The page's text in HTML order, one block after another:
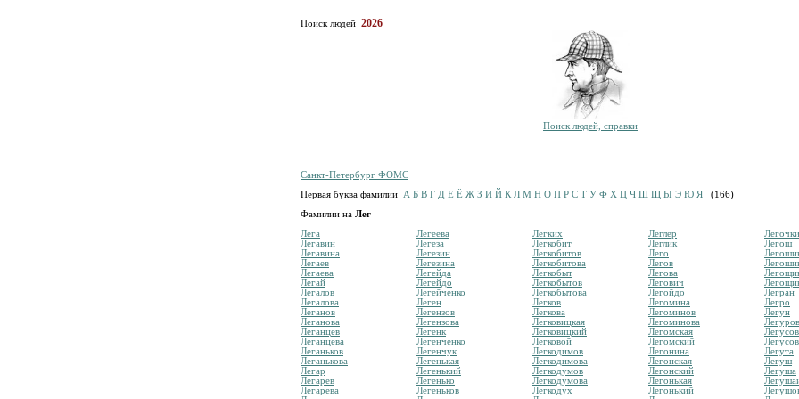
Поиск людей 2026
Поиск людей, справки
Санкт-Петербург ФОМС
Первая буква фамилии А Б В Г Д Е Ё Ж З И Й К Л М Н О П Р С Т У Ф Х Ц Ч Ш Щ Ы Э Ю Я (166)
Фамилии на Лег
Лега
Легавин
Легавина
Легаев
Легаева
Легай
Легалов
Легалова
Леганов
Леганова
Леганцев
Леганцева
Леганьков
Леганькова
Легар
Легарев
Легарева
Легеева
Легеза
Легезин
Легезина
Легейда
Легейдо
Легейченко
Леген
Легензов
Легензова
Легенк
Легенченко
Легенчук
Легенькая
Легенький
Легенько
Легеньков
Легких
Легкобит
Легкобитов
Легкобитова
Легкобыт
Легкобытов
Легкобытова
Легков
Легкова
Легковицкая
Легковицкий
Легковой
Легкодимов
Легкодимова
Легкодумов
Легкодумова
Легкодух
Леглер
Леглик
Лего
Легов
Легова
Легович
Легойдо
Легомина
Легоминов
Легоминова
Легомская
Легомский
Легонина
Легонская
Легонский
Легонькая
Легонький
Легош
Легран
Легро
Легун
Легусов
Легута
Легуш
Легуша